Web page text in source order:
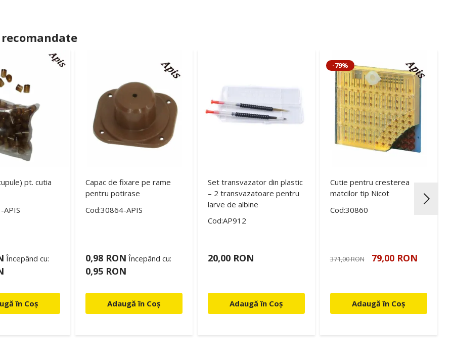
recomandate
pt. cutia
APIS
Începând cu:
în Coș
Capac de fixare pe rame
pentru potirase
Cod:30864-APIS
0,98 RON Începând cu:
0,95 RON
Adaugă în Coș
Set transvazator din plastic
– 2 transvazatoare pentru
larve de albine
Cod:AP912
20,00 RON
Adaugă în Coș
-79%
Cutie pentru cresterea
matcilor tip Nicot
Cod:30860
371,00 RON 79,00 RON
Adaugă în Coș